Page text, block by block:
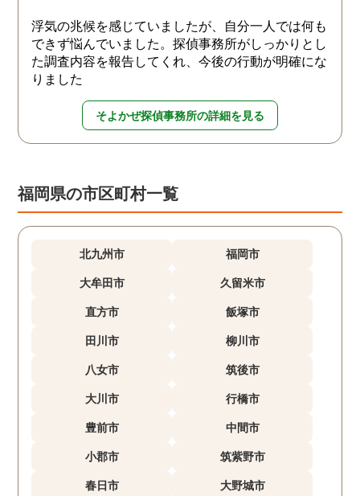
浮気の兆候を感じていましたが、自分一人では何も
できず悩んでいました。探偵事務所がしっかりとし
た調査内容を報告してくれ、今後の行動が明確にな
りました
そよかぜ探偵事務所の詳細を見る
福岡県の市区町村一覧
北九州市 福岡市
大牟田市 久留米市
直方市 飯塚市
田川市 柳川市
八女市 筑後市
大川市 行橋市
豊前市 中間市
小郡市 筑紫野市
春日市 大野城市